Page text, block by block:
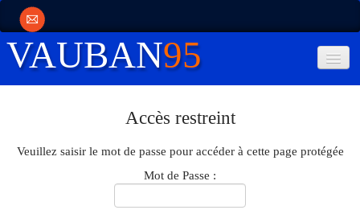
VAUBAN95
Accès restreint
Veuillez saisir le mot de passe pour accéder à cette page protégée
Mot de Passe :